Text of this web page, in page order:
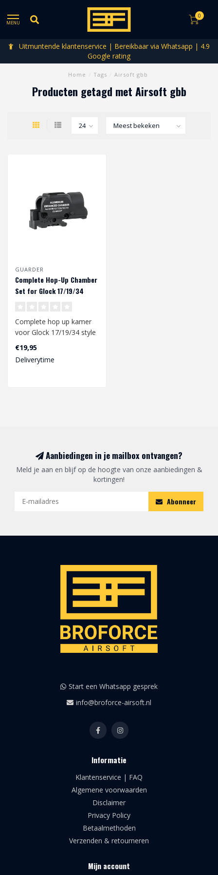
MENU
0
Uitmuntende klantenservice | Bereikbaar via Whatsapp | 4.9
Google rating
Home Tags Airsoft gbb
Producten getagd met Airsoft gbb
GUARDER
Complete Hop-Up Chamber
Set for Glock 17/19/34
Complete hop up kamer
voor Glock 17/19/34 style
gbb pistols. De Hop-up
chamber i..
€19,95
Deliverytime
Aanbiedingen in je mailbox ontvangen?
Meld je aan en blijf op de hoogte van onze aanbiedingen &
kortingen!
Abonneer
Start een Whatsapp gesprek
info@broforce-airsoft.nl
Informatie
Klantenservice | FAQ
Algemene voorwaarden
Disclaimer
Privacy Policy
Betaalmethoden
Verzenden & retourneren
Mijn account